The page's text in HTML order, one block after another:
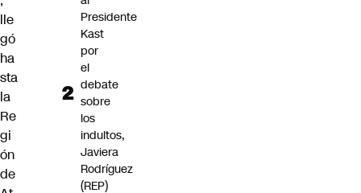
lle
gó
ha
sta
la
Re
gi
ón
de
Presidente
Kast
por
el
debate
sobre
los
indultos,
Javiera
Rodríguez
(REP)